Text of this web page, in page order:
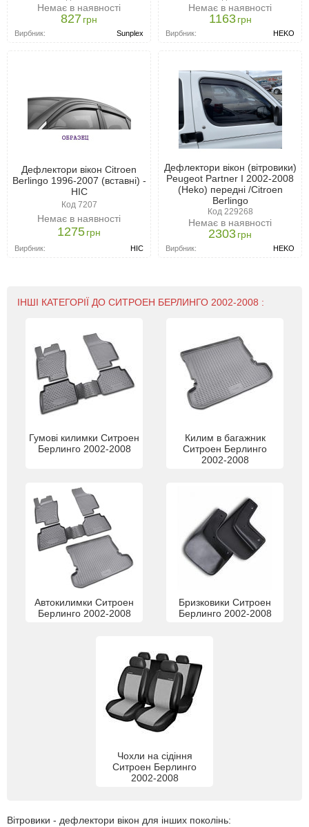
Немає в наявності
827грн
Вирбник: Sunplex
Немає в наявності
1163 грн
Вирбник: HEKO
Дефлектори вікон Citroen
Berlingo 1996-2007 (вставні) -
HIC
Код 7207
Немає в наявності
1275грн
Вирбник: HIC
Дефлектори вікон (вітровики)
Peugeot Partner I 2002-2008
(Heko) передні /Citroen
Berlingo
Код 229268
Немає в наявності
2303грн
Вирбник: HEKO
ІНШІ КАТЕГОРІЇ ДО СИТРОЕН БЕРЛИНГО 2002-2008 :
Гумові килимки Ситроен
Берлинго 2002-2008
Килим в багажник
Ситроен Берлинго
2002-2008
Автокилимки Ситроен
Берлинго 2002-2008
Бризковики Ситроен
Берлинго 2002-2008
Чохли на сідіння
Ситроен Берлинго
2002-2008
Вітровики - дефлектори вікон для інших поколінь: